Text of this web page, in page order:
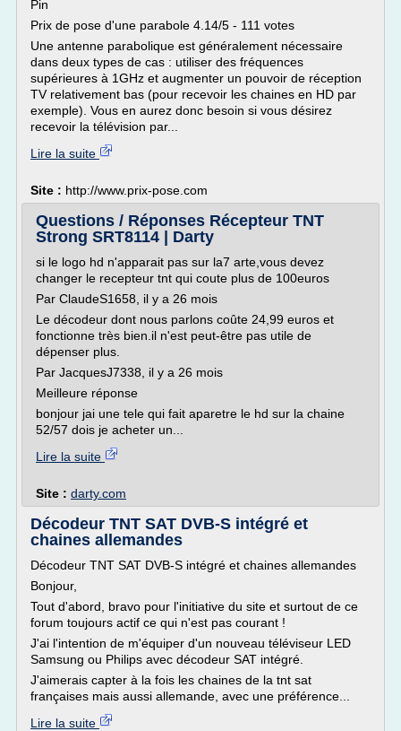
Pin
Prix de pose d'une parabole 4.14/5 - 111 votes
Une antenne parabolique est généralement nécessaire
dans deux types de cas : utiliser des fréquences
supérieures à 1GHz et augmenter un pouvoir de réception
TV relativement bas (pour recevoir les chaines en HD par
exemple). Vous en aurez donc besoin si vous désirez
recevoir la télévision par...
Lire la suite
Site : http://www.prix-pose.com
Questions / Réponses Récepteur TNT
Strong SRT8114 | Darty
si le logo hd n'apparait pas sur la7 arte,vous devez
changer le recepteur tnt qui coute plus de 100euros
Par ClaudeS1658, il y a 26 mois
Le décodeur dont nous parlons coûte 24,99 euros et
fonctionne très bien.il n'est peut-être pas utile de
dépenser plus.
Par JacquesJ7338, il y a 26 mois
Meilleure réponse
bonjour jai une tele qui fait aparetre le hd sur la chaine
52/57 dois je acheter un...
Lire la suite
Site : darty.com
Décodeur TNT SAT DVB-S intégré et
chaines allemandes
Décodeur TNT SAT DVB-S intégré et chaines allemandes
Bonjour,
Tout d'abord, bravo pour l'initiative du site et surtout de ce
forum toujours actif ce qui n'est pas courant !
J'ai l'intention de m'équiper d'un nouveau téléviseur LED
Samsung ou Philips avec décodeur SAT intégré.
J'aimerais capter à la fois les chaines de la tnt sat
françaises mais aussi allemande, avec une préférence...
Lire la suite